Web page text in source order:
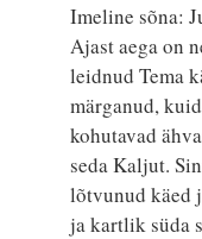
Imeline sõna:
Ajast aega on
leidnud Tema
märganud,
kohutavad
seda Kaljut.
lõtvunud käed
ja kartlik süda